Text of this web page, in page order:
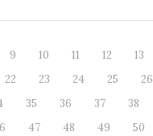
9 10 11 12 13
22 23 24 25 26
35 36 37 38
47 48 49 50